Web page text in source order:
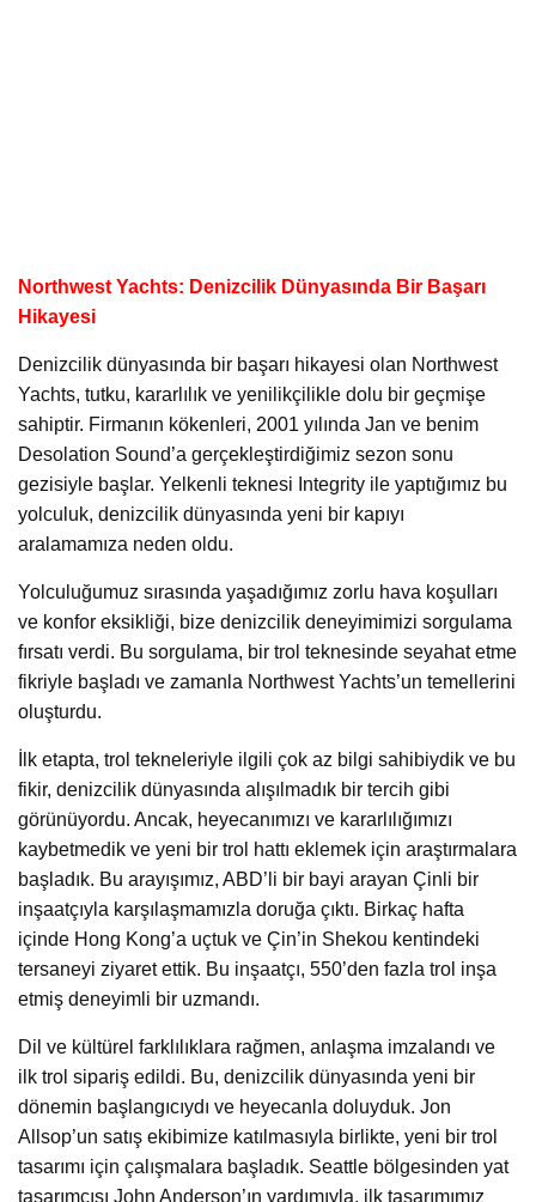
Northwest Yachts: Denizcilik Dünyasında Bir Başarı
Hikayesi
Denizcilik dünyasında bir başarı hikayesi olan Northwest
Yachts, tutku, kararlılık ve yenilikçilikle dolu bir geçmişe
sahiptir. Firmanın kökenleri, 2001 yılında Jan ve benim
Desolation Sound’a gerçekleştirdiğimiz sezon sonu
gezisiyle başlar. Yelkenli teknesi Integrity ile yaptığımız bu
yolculuk, denizcilik dünyasında yeni bir kapıyı
aralamamıza neden oldu.
Yolculuğumuz sırasında yaşadığımız zorlu hava koşulları
ve konfor eksikliği, bize denizcilik deneyimimizi sorgulama
fırsatı verdi. Bu sorgulama, bir trol teknesinde seyahat etme
fikriyle başladı ve zamanla Northwest Yachts’un temellerini
oluşturdu.
İlk etapta, trol tekneleriyle ilgili çok az bilgi sahibiydik ve bu
fikir, denizcilik dünyasında alışılmadık bir tercih gibi
görünüyordu. Ancak, heyecanımızı ve kararlılığımızı
kaybetmedik ve yeni bir trol hattı eklemek için araştırmalara
başladık. Bu arayışımız, ABD’li bir bayi arayan Çinli bir
inşaatçıyla karşılaşmamızla doruğa çıktı. Birkaç hafta
içinde Hong Kong’a uçtuk ve Çin’in Shekou kentindeki
tersaneyi ziyaret ettik. Bu inşaatçı, 550’den fazla trol inşa
etmiş deneyimli bir uzmandı.
Dil ve kültürel farklılıklara rağmen, anlaşma imzalandı ve
ilk trol sipariş edildi. Bu, denizcilik dünyasında yeni bir
dönemin başlangıcıydı ve heyecanla doluyduk. Jon
Allsop’un satış ekibimize katılmasıyla birlikte, yeni bir trol
tasarımı için çalışmalara başladık. Seattle bölgesinden yat
tasarımcısı John Anderson’ın yardımıyla, ilk tasarımımız